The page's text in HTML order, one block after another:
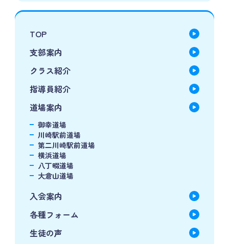
TOP
支部案内
クラス紹介
指導員紹介
道場案内
御幸道場
川崎駅前道場
第二川崎駅前道場
横浜道場
八丁畷道場
大倉山道場
入会案内
各種フォーム
生徒の声